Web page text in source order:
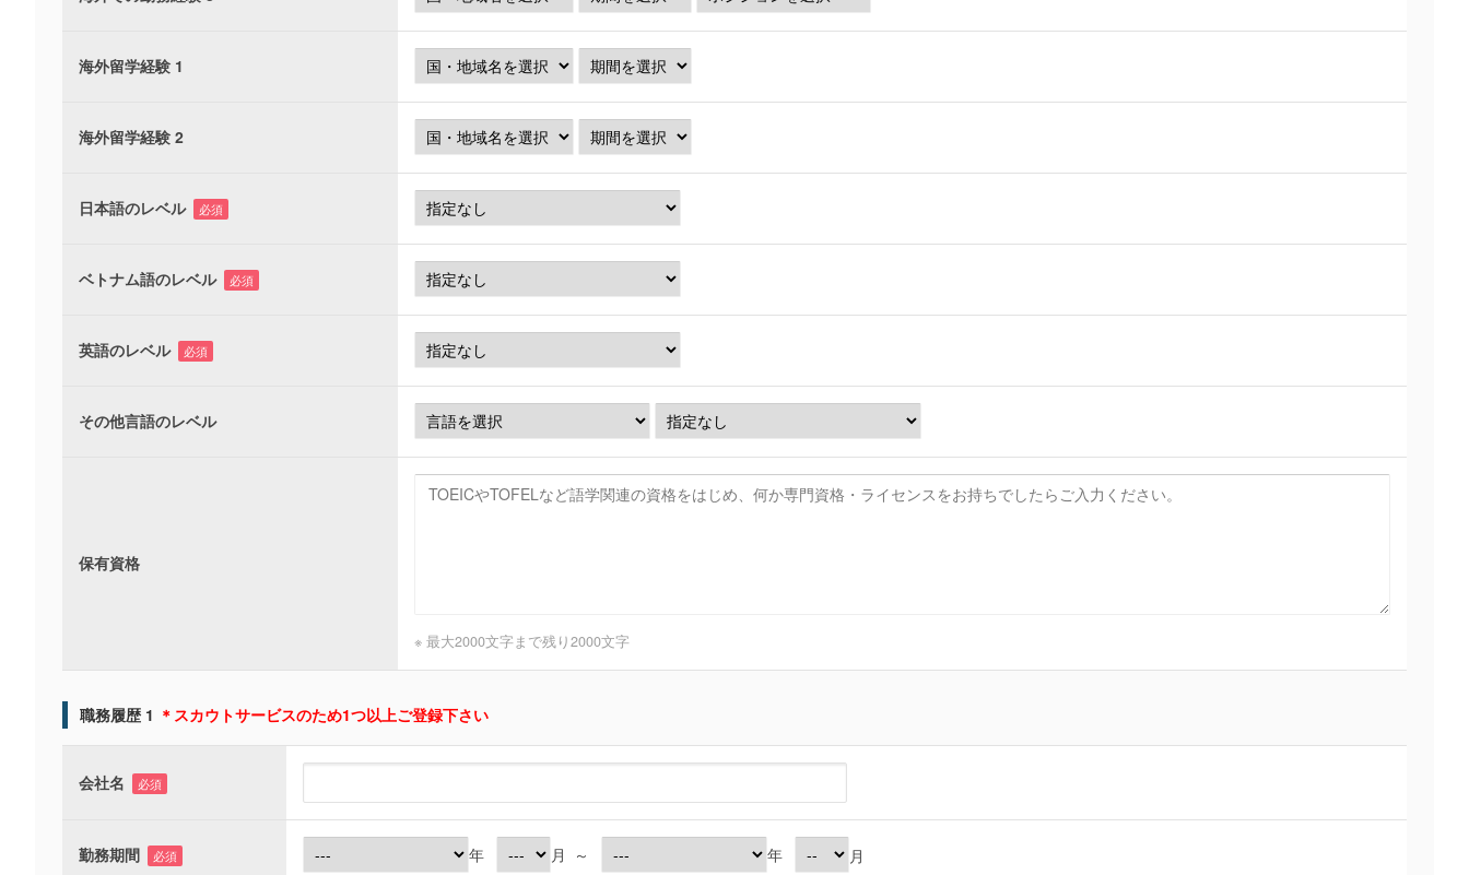
海外留学経験 1
海外留学経験 2
日本語のレベル 必須
ベトナム語のレベル 必須
英語のレベル 必須
その他言語のレベル
保有資格
※ 最大2000文字まで残り2000文字
職務履歴 1 ＊スカウトサービスのため1つ以上ご登録下さい
会社名 必須
勤務期間 必須 年 月 ～ 年 月